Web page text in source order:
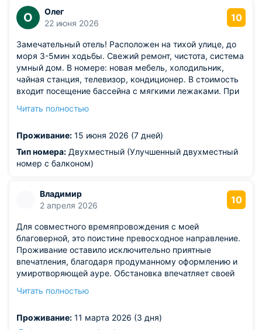
О
Олег
22 июня 2026
10
Замечательный отель! Расположен на тихой улице, до
моря 3-5мин ходьбы. Свежий ремонт, чистота, система
умный дом. В номере: новая мебель, холодильник,
чайная станция, телевизор, кондиционер. В стоимость
входит посещение бассейна с мягкими лежаками. При
очень удобно.Есть баня и хамам, мы не
актуально.Наш номер с балконом. Вечерами удобно
расслабиться в креслах на свежем воздухе. Мы жили
на 3-м этаже, моря с балкона не видно, но очень
полотенца меняют. Девочки на ресепшене все
подскажут и проконсультируют по любым вопросам.
современном и комфортном отеле - рекомендуем этот.
Проживали с 15.07.2026 по 22.07.2026.
Из недостатков: претензий НЕТ!
Читать полностью
Проживание: 15 июня 2026 (7 дней)
Тип номера: Двухместный (Улучшенный двухместный
номер с балконом)
Владимир
2 апреля 2026
10
Для совместного времяпровождения с моей
благоверной, это поистине превосходное направление.
Проживание оставило исключительно приятные
впечатления, благодаря продуманному оформлению и
умиротворяющей ауре. Обстановка впечатляет своей
удовлетворяя все потребности. Все санитарные
кропотливая работа по поддержанию порядка нашими
Читать полностью
Проживание: 11 марта 2026 (3 дня)